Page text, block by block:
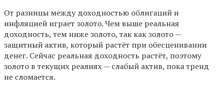
От разницы между доходностью облигаций и
инфляцией играет золото. Чем выше реальная
доходность, тем ниже золото, так как золото —
защитный актив, который растёт при обесценивании
денег. Сейчас реальная доходность растёт, поэтому
золото в текущих реалиях — слабый актив, пока тренд
не сломается.